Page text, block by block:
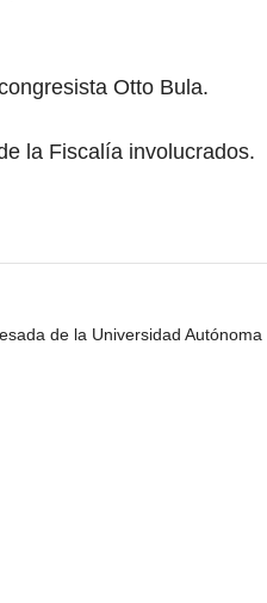
Otto Bula.
la Fiscalía involucrados.
de la Universidad Autónoma